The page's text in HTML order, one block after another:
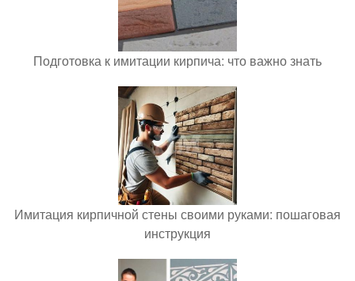
Подготовка к имитации кирпича: что важно знать
Имитация кирпичной стены своими руками: пошаговая
инструкция